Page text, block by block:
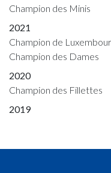
Champion des Minis
2021
Champion de
Champion des Dames
2020
Champion des Fillettes
2019
Vainqueur Coupe des